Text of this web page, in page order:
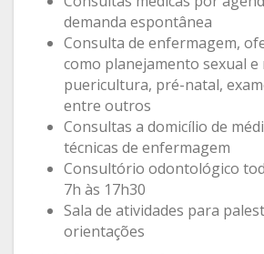
demanda espontânea
Consulta de enfermagem,
como planejamento sexual
puericultura, pré-natal,
entre outros
Consultas a domicílio de
técnicas de enfermagem
Consultório odontológico
7h às 17h30
Sala de atividades para
orientações